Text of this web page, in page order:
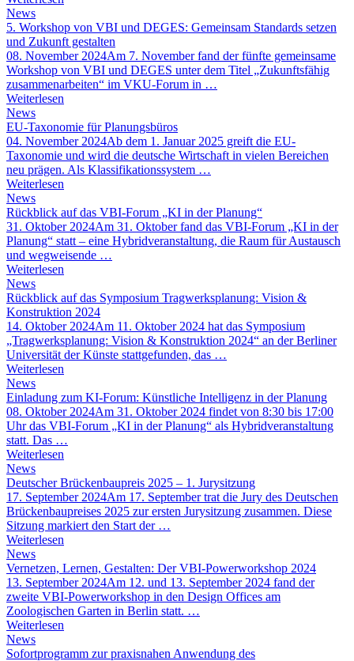
News
5. Workshop von VBI und DEGES: Gemeinsam Standards setzen
und Zukunft gestalten
08. November 2024Am 7. November fand der fünfte gemeinsame
Workshop von VBI und DEGES unter dem Titel „Zukunftsfähig
zusammenarbeiten“ im VKU-Forum in …
Weiterlesen
News
EU-Taxonomie für Planungsbüros
04. November 2024Ab dem 1. Januar 2025 greift die EU-
Taxonomie und wird die deutsche Wirtschaft in vielen Bereichen
neu prägen. Als Klassifikationssystem …
Weiterlesen
News
Rückblick auf das VBI-Forum „KI in der Planung“
31. Oktober 2024Am 31. Oktober fand das VBI-Forum „KI in der
Planung“ statt – eine Hybridveranstaltung, die Raum für Austausch
und wegweisende …
Weiterlesen
News
Rückblick auf das Symposium Tragwerksplanung: Vision &
Konstruktion 2024
14. Oktober 2024Am 11. Oktober 2024 hat das Symposium
„Tragwerksplanung: Vision & Konstruktion 2024“ an der Berliner
Universität der Künste stattgefunden, das …
Weiterlesen
News
Einladung zum KI-Forum: Künstliche Intelligenz in der Planung
08. Oktober 2024Am 31. Oktober 2024 findet von 8:30 bis 17:00
Uhr das VBI-Forum „KI in der Planung“ als Hybridveranstaltung
statt. Das …
Weiterlesen
News
Deutscher Brückenbaupreis 2025 – 1. Jurysitzung
17. September 2024Am 17. September trat die Jury des Deutschen
Brückenbaupreises 2025 zur ersten Jurysitzung zusammen. Diese
Sitzung markiert den Start der …
Weiterlesen
News
Vernetzen, Lernen, Gestalten: Der VBI-Powerworkshop 2024
13. September 2024Am 12. und 13. September 2024 fand der
zweite VBI-Powerworkshop in den Design Offices am
Zoologischen Garten in Berlin statt. …
Weiterlesen
News
Sofortprogramm zur praxisnahen Anwendung des